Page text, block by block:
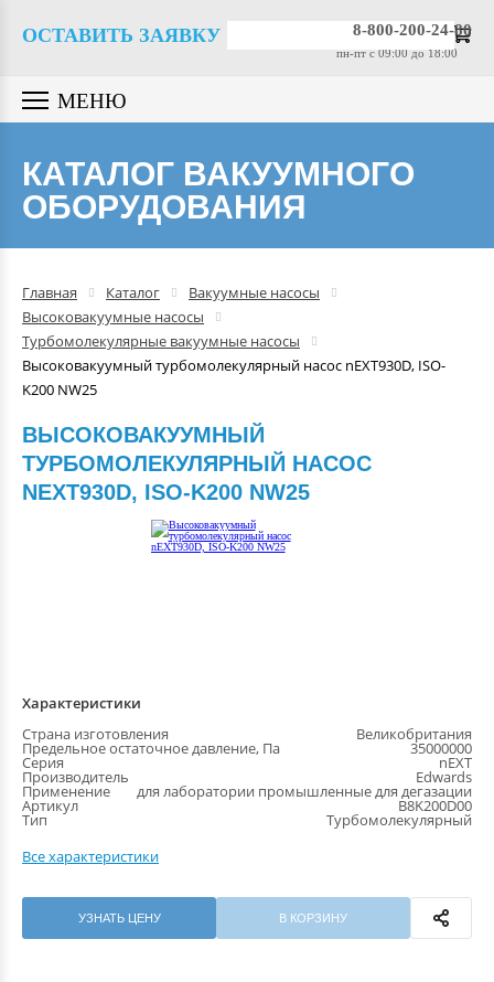
8-800-200-24-80
пн-пт c 09:00 до 18:00
ОСТАВИТЬ ЗАЯВКУ
МЕНЮ
КАТАЛОГ ВАКУУМНОГО
ОБОРУДОВАНИЯ
Главная Каталог
Вакуумные насосы
Высоковакуумные насосы
Турбомолекулярные вакуумные насосы
Высоковакуумный турбомолекулярный насос nEXT930D, ISO-
K200 NW25
Вакуумные насосы
Вакуумные датчики
Гелиевые течеискатели
Компрессоры
Промышленные вакуумные
системы
ВЫСОКОВАКУУМНЫЙ
ТУРБОМОЛЕКУЛЯРНЫЙ НАСОС
NEXT930D, ISO-K200 NW25
Характеристики
Страна изготовления
Великобритания
Предельное остаточное давление, Па 35000000
Серия nEXT
Производитель Edwards
Применение для лаборатории промышленные для дегазации
Артикул B8K200D00
Тип
Турбомолекулярный
Все характеристики
УЗНАТЬ ЦЕНУ В КОРЗИНУ